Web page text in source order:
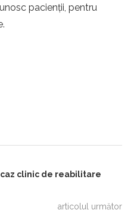
pacienţii, pentru
clinic de reabilitare
articolul următor